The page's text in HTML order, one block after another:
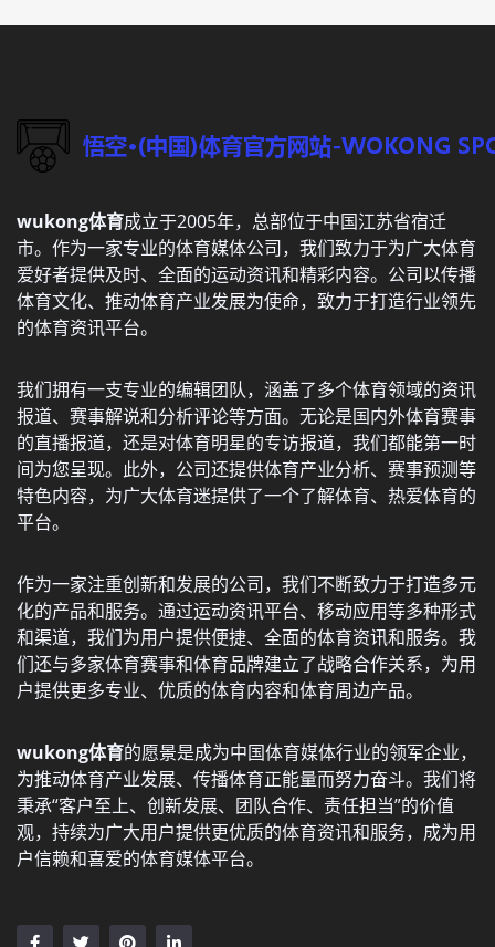
wukong体育成立于2005年，总部位于中国江苏省宿迁
市。作为一家专业的体育媒体公司，我们致力于为广大体育
爱好者提供及时、全面的运动资讯和精彩内容。公司以传播
体育文化、推动体育产业发展为使命，致力于打造行业领先
的体育资讯平台。
我们拥有一支专业的编辑团队，涵盖了多个体育领域的资讯
报道、赛事解说和分析评论等方面。无论是国内外体育赛事
的直播报道，还是对体育明星的专访报道，我们都能第一时
间为您呈现。此外，公司还提供体育产业分析、赛事预测等
特色内容，为广大体育迷提供了一个了解体育、热爱体育的
平台。
作为一家注重创新和发展的公司，我们不断致力于打造多元
化的产品和服务。通过运动资讯平台、移动应用等多种形式
和渠道，我们为用户提供便捷、全面的体育资讯和服务。我
们还与多家体育赛事和体育品牌建立了战略合作关系，为用
户提供更多专业、优质的体育内容和体育周边产品。
wukong体育的愿景是成为中国体育媒体行业的领军企业，
为推动体育产业发展、传播体育正能量而努力奋斗。我们将
秉承“客户至上、创新发展、团队合作、责任担当”的价值
观，持续为广大用户提供更优质的体育资讯和服务，成为用
户信赖和喜爱的体育媒体平台。